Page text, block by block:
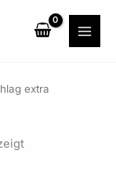
extra